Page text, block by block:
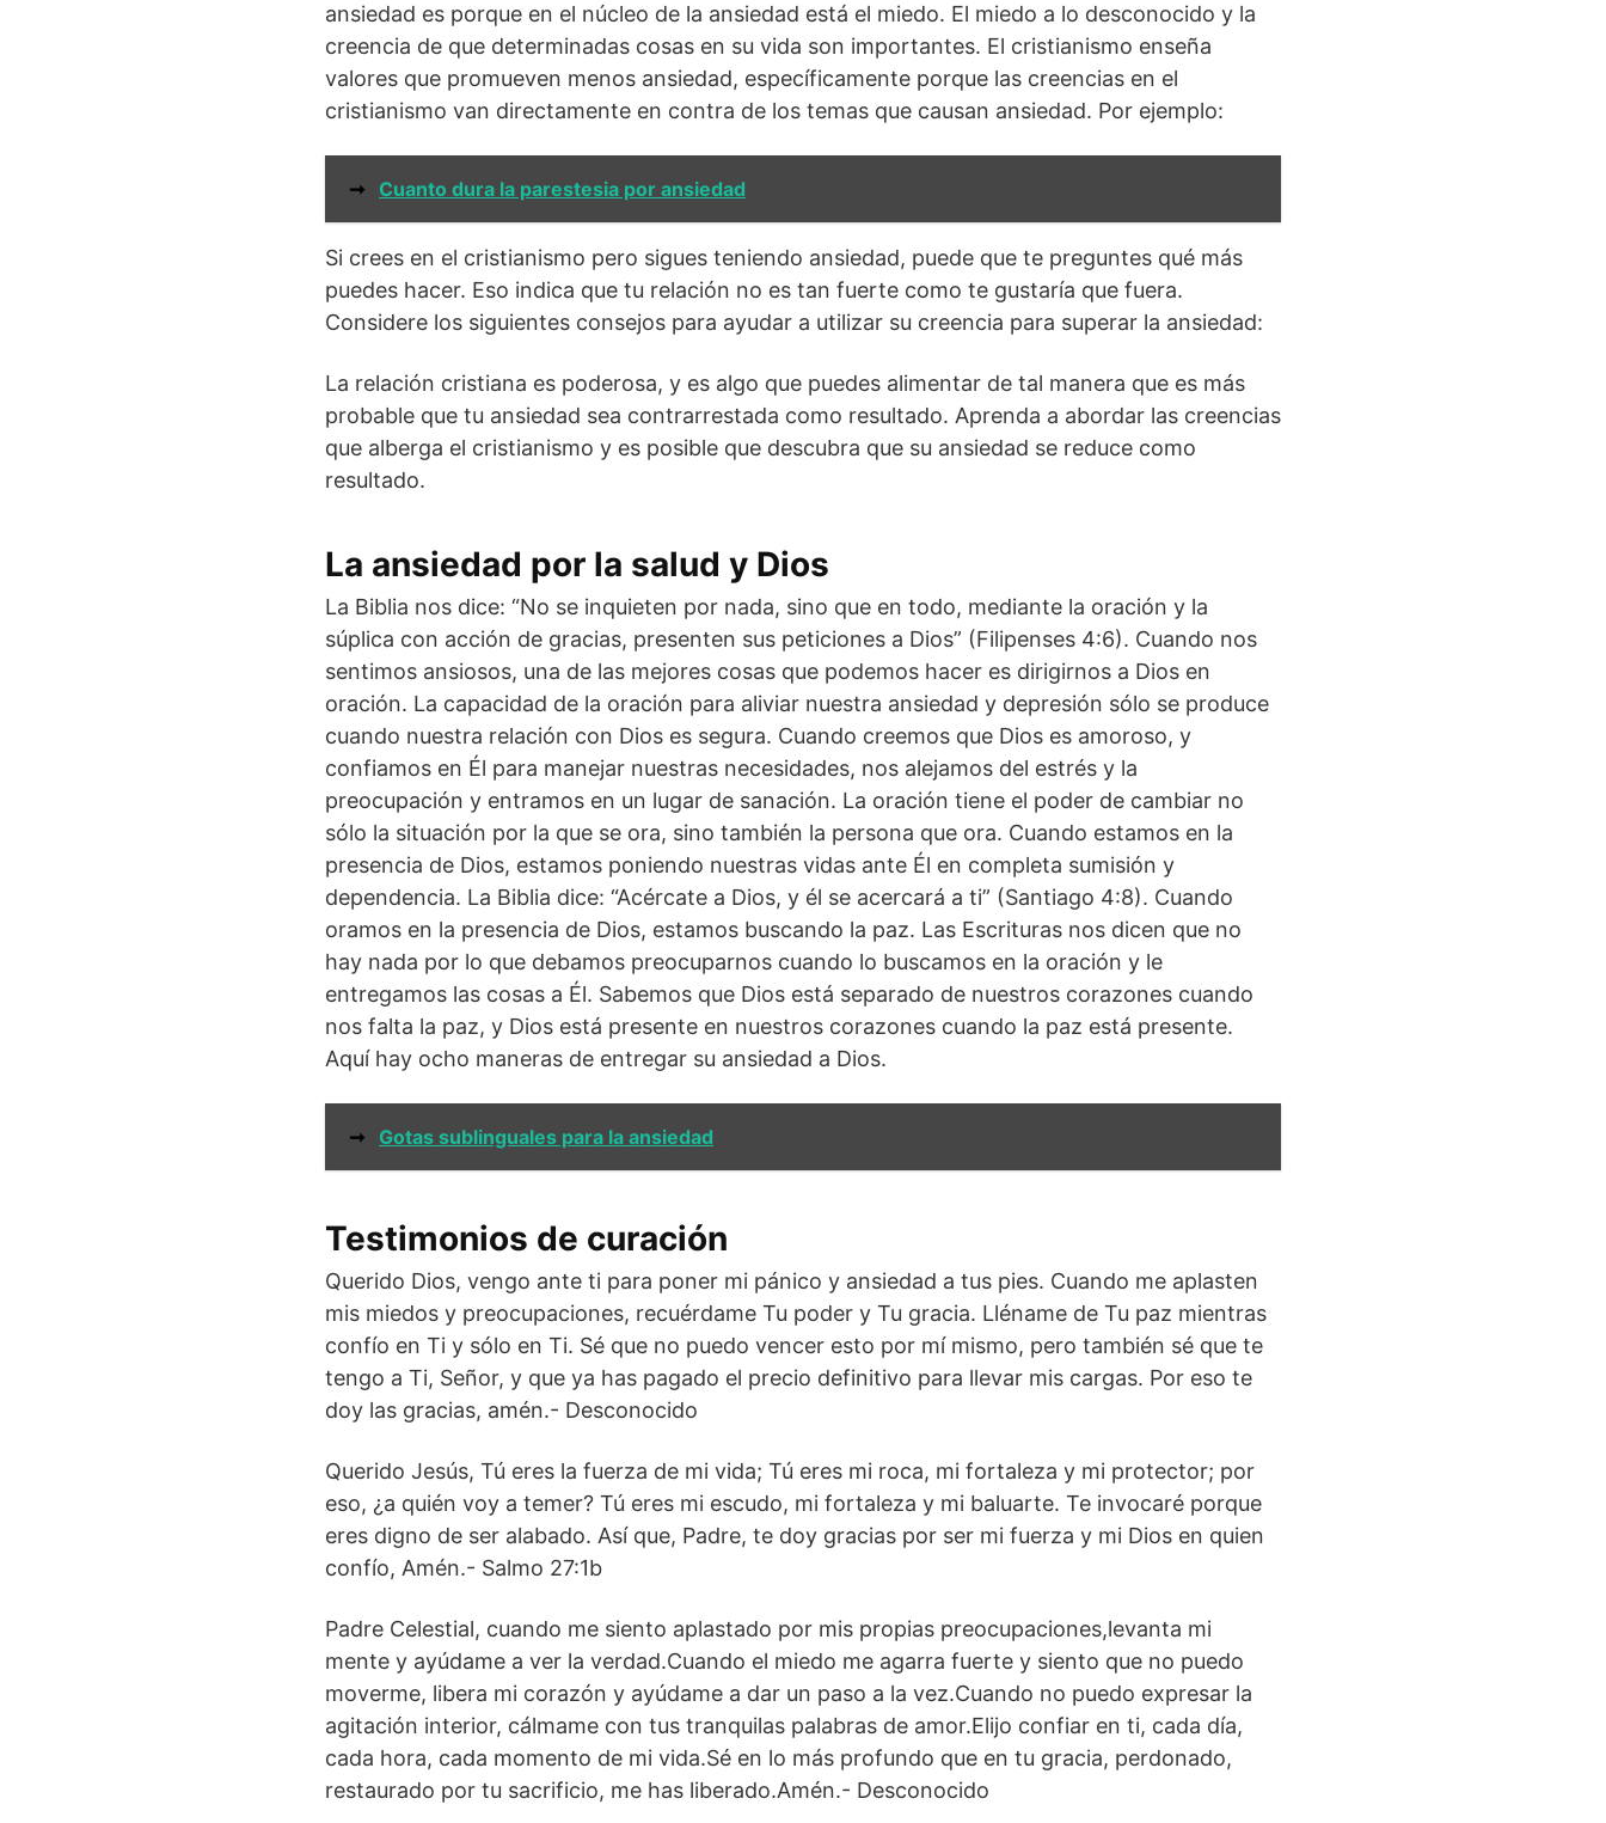
ansiedad es porque en el núcleo de la ansiedad está el miedo. El miedo a lo desconocido y la
creencia de que determinadas cosas en su vida son importantes. El cristianismo enseña
valores que promueven menos ansiedad, específicamente porque las creencias en el
cristianismo van directamente en contra de los temas que causan ansiedad. Por ejemplo:
➞ Cuanto dura la parestesia por ansiedad
Si crees en el cristianismo pero sigues teniendo ansiedad, puede que te preguntes qué más
puedes hacer. Eso indica que tu relación no es tan fuerte como te gustaría que fuera.
Considere los siguientes consejos para ayudar a utilizar su creencia para superar la ansiedad:
La relación cristiana es poderosa, y es algo que puedes alimentar de tal manera que es más
probable que tu ansiedad sea contrarrestada como resultado. Aprenda a abordar las creencias
que alberga el cristianismo y es posible que descubra que su ansiedad se reduce como
resultado.
La ansiedad por la salud y Dios
La Biblia nos dice: “No se inquieten por nada, sino que en todo, mediante la oración y la
súplica con acción de gracias, presenten sus peticiones a Dios” (Filipenses 4:6). Cuando nos
sentimos ansiosos, una de las mejores cosas que podemos hacer es dirigirnos a Dios en
oración. La capacidad de la oración para aliviar nuestra ansiedad y depresión sólo se produce
cuando nuestra relación con Dios es segura. Cuando creemos que Dios es amoroso, y
confiamos en Él para manejar nuestras necesidades, nos alejamos del estrés y la
preocupación y entramos en un lugar de sanación. La oración tiene el poder de cambiar no
sólo la situación por la que se ora, sino también la persona que ora. Cuando estamos en la
presencia de Dios, estamos poniendo nuestras vidas ante Él en completa sumisión y
dependencia. La Biblia dice: “Acércate a Dios, y él se acercará a ti” (Santiago 4:8). Cuando
oramos en la presencia de Dios, estamos buscando la paz. Las Escrituras nos dicen que no
hay nada por lo que debamos preocuparnos cuando lo buscamos en la oración y le
entregamos las cosas a Él. Sabemos que Dios está separado de nuestros corazones cuando
nos falta la paz, y Dios está presente en nuestros corazones cuando la paz está presente.
Aquí hay ocho maneras de entregar su ansiedad a Dios.
➞ Gotas sublinguales para la ansiedad
Testimonios de curación
Querido Dios, vengo ante ti para poner mi pánico y ansiedad a tus pies. Cuando me aplasten
mis miedos y preocupaciones, recuérdame Tu poder y Tu gracia. Lléname de Tu paz mientras
confío en Ti y sólo en Ti. Sé que no puedo vencer esto por mí mismo, pero también sé que te
tengo a Ti, Señor, y que ya has pagado el precio definitivo para llevar mis cargas. Por eso te
doy las gracias, amén.- Desconocido
Querido Jesús, Tú eres la fuerza de mi vida; Tú eres mi roca, mi fortaleza y mi protector; por
eso, ¿a quién voy a temer? Tú eres mi escudo, mi fortaleza y mi baluarte. Te invocaré porque
eres digno de ser alabado. Así que, Padre, te doy gracias por ser mi fuerza y mi Dios en quien
confío, Amén.- Salmo 27:1b
Padre Celestial, cuando me siento aplastado por mis propias preocupaciones,levanta mi
mente y ayúdame a ver la verdad.Cuando el miedo me agarra fuerte y siento que no puedo
moverme, libera mi corazón y ayúdame a dar un paso a la vez.Cuando no puedo expresar la
agitación interior, cálmame con tus tranquilas palabras de amor.Elijo confiar en ti, cada día,
cada hora, cada momento de mi vida.Sé en lo más profundo que en tu gracia, perdonado,
restaurado por tu sacrificio, me has liberado.Amén.- Desconocido